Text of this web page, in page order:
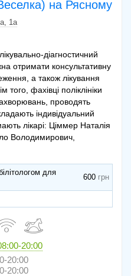
на Рясному
1а
діагностичний
отримати консультативну
а також лікування
того, фахівці поліклініки
проводять
індивідуальний
лікарі: Ціммер Наталія
Володимирович,
для
600
20:00
20:00
20:00